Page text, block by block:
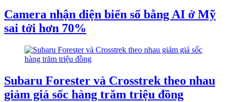
Camera nhận diện biển số bằng AI ở Mỹ
sai tới hơn 70%
Subaru Forester và Crosstrek theo nhau
giảm giá sốc hàng trăm triệu đồng